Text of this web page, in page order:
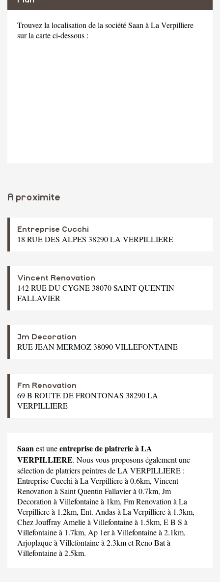
Trouvez la localisation de la société Saan à La Verpilliere
sur la carte ci-dessous :
A proximite
Entreprise Cucchi
18 RUE DES ALPES 38290 LA VERPILLIERE
Vincent Renovation
142 RUE DU CYGNE 38070 SAINT QUENTIN
FALLAVIER
Jm Decoration
RUE JEAN MERMOZ 38090 VILLEFONTAINE
Fm Renovation
69 B ROUTE DE FRONTONAS 38290 LA
VERPILLIERE
Saanest uneentreprise de platrerie à LA
VERPILLIERE. Nous vous proposons également une
sélection de platriers peintres de LA VERPILLIERE :
Entreprise Cucchi à La Verpilliere à 0.6km, Vincent
Renovation à Saint Quentin Fallavier à 0.7km, Jm
Decoration à Villefontaine à 1km, Fm Renovation à La
Verpilliere à 1.2km, Ent. Andasà La Verpilliere à 1.3km,
Chez Jouffray Amelieà Villefontaine à 1.5km, E B S à
Villefontaine à 1.7km, Ap 1erà Villefontaine à 2.1km,
Arjoplaqueà Villefontaine à 2.3km etReno Batà
Villefontaine à 2.5km.